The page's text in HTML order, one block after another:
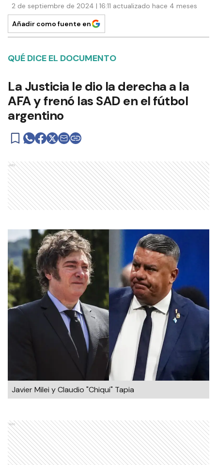
2 de septiembre de 2024 | 16:11 actualizado hace 4 meses
Añadir como fuente en
QUÉ DICE EL DOCUMENTO
La Justicia le dio la derecha a la
AFA y frenó las SAD en el fútbol
argentino
Ads
Javier Milei y Claudio "Chiqui" Tapia
Ads